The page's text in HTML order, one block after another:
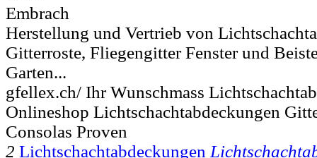
Embrach
Herstellung und Vertrieb von
Gitterroste, Fliegengitter Fenster und
Garten...
gfellex.ch/ Ihr Wunschmass
Onlineshop Lichtschachtabdeckungen
Consolas Proven
2 Lichtschachtabdeckungen